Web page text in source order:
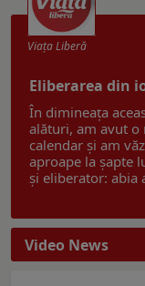
Viaţa Liberă
Eliberarea din
În dimineața
alături, am avut o
calendar și am
aproape la șapte
și eliberator: abia
Video News